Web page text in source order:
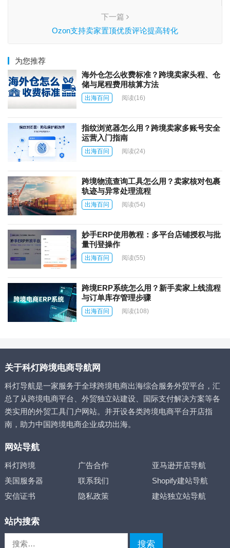
下一篇
Ozon支持卖家置顶优质评论提高转化
为您推荐
海外仓怎么收费标准？跨境卖家头程、仓
储与尾程费用核算方法
出海百问 阅读(16)
指纹浏览器怎么用？跨境卖家多账号安全
运营入门指南
出海百问 阅读(24)
跨境物流查询工具怎么用？卖家核对包裹
轨迹与异常处理流程
出海百问 阅读(54)
妙手ERP使用教程：多平台店铺授权与批
量刊登操作
出海百问 阅读(55)
跨境ERP系统怎么用？新手卖家上线流程
与订单库存管理步骤
出海百问 阅读(108)
关于科灯跨境电商导航网
科灯导航是一家服务于全球跨境电商出海综合服务外贸平台，汇
总了从跨境电商平台、外贸独立站建设、国际支付解决方案等各
类实用的外贸工具门户网站。并开设各类跨境电商平台开店指
南，助力中国跨境电商企业成功出海。
网站导航
科灯跨境 广告合作
亚马逊开店导航
美国服务器
联系我们
Shopify建站导航
安信证书
隐私政策 建站独立站导航
站内搜索